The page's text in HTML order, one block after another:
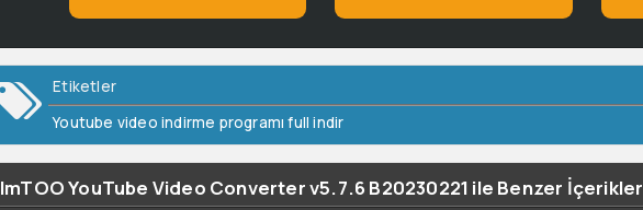
Etiketler
Youtube video indirme programı full indir
ImTOO YouTube Video Converter v5.7.6 B20230221 ile Benzer İçerikler